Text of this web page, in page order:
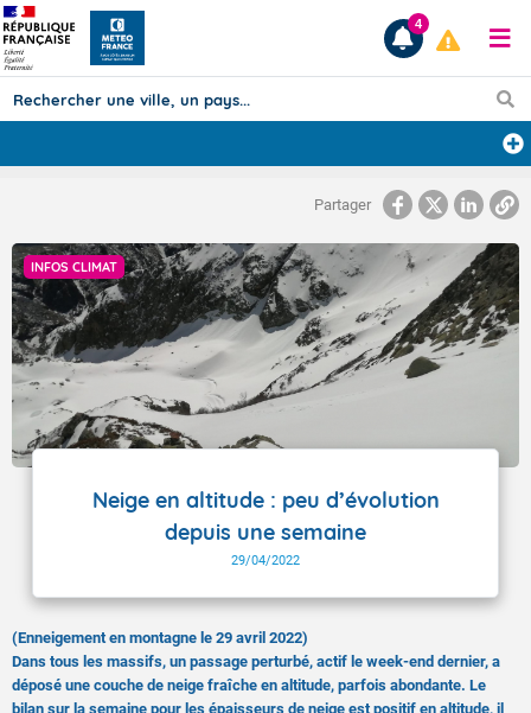
Prévisions
TOUS LES RÉSULTATS
Articles
4
Partager
INFOS CLIMAT
Neige en altitude : peu d’évolution
depuis une semaine
29/04/2022
(Enneigement en montagne le 29 avril 2022)
Dans tous les massifs, un passage perturbé, actif le week-end dernier, a
déposé une couche de neige fraîche en altitude, parfois abondante. Le
bilan sur la semaine pour les épaisseurs de neige est positif en altitude, il